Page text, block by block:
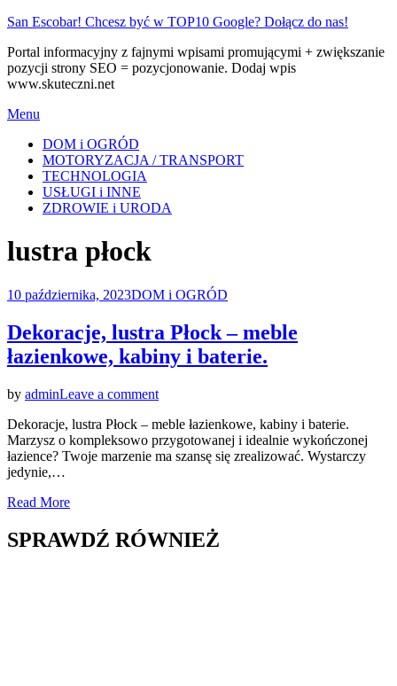
Skip
content
San Escobar! Chcesz być w TOP10 Google? Dołącz do nas!
Portal informacyjny z fajnymi wpisami promującymi + zwiększanie
pozycji strony SEO = pozycjonowanie. Dodaj wpis
www.skuteczni.net
Menu
DOM i OGRÓD
MOTORYZACJA / TRANSPORT
TECHNOLOGIA
USŁUGI i INNE
ZDROWIE i URODA
Tag
:
lustra płock
Posted
10 października, 2023DOM i OGRÓD
Dekoracje, lustra Płock – meble
łazienkowe, kabiny i baterie.
by adminLeave a commenton
lustra
Płock
–
baterie.
Dekoracje, lustra Płock – meble łazienkowe, kabiny i baterie.
Marzysz o kompleksowo przygotowanej i idealnie wykończonej
łazience? Twoje marzenie ma szansę się zrealizować. Wystarczy
jedynie,…
Read More
SPRAWDŹ RÓWNIEŻ